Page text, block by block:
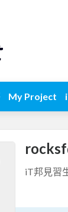
My Project
iT邦見習